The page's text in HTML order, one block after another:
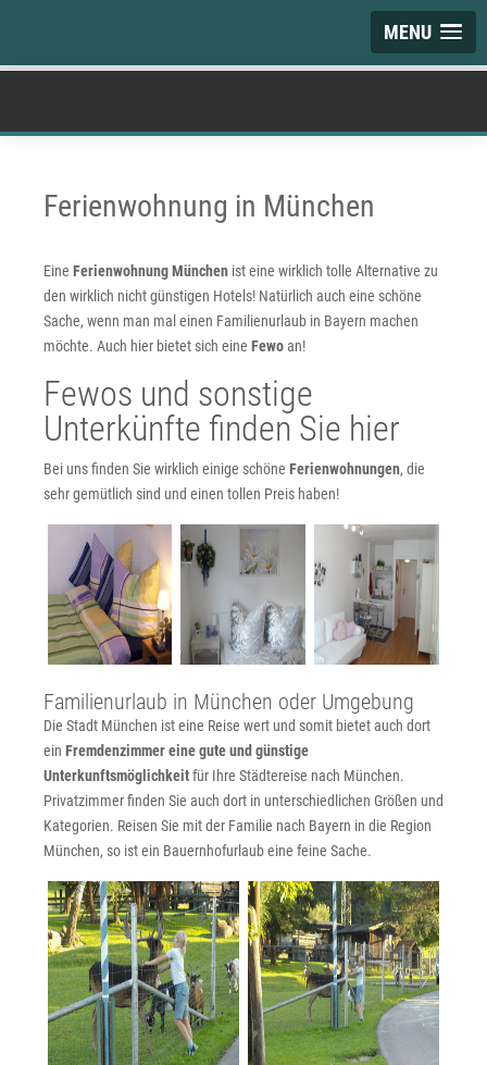
MENU
Ferienwohnung in München
Eine Ferienwohnung München ist eine wirklich tolle Alternative zu
den wirklich nicht günstigen Hotels! Natürlich auch eine schöne
Sache, wenn man mal einen Familienurlaub in Bayern machen
möchte. Auch hier bietet sich eine Fewoan!
Fewos und sonstige
Unterkünfte finden Sie hier
Bei uns finden Sie wirklich einige schöne Ferienwohnungen, die
sehr gemütlich sind und einen tollen Preis haben!
Familienurlaub in München oder Umgebung
Die Stadt München ist eine Reise wert und somit bietet auch dort
ein Fremdenzimmer eine gute und günstige
Unterkunftsmöglichkeitfür Ihre Städtereise nach München.
Privatzimmer finden Sie auch dort in unterschiedlichen Größen und
Kategorien. Reisen Sie mit der Familie nach Bayern in die Region
München, so ist ein Bauernhofurlaub eine feine Sache.